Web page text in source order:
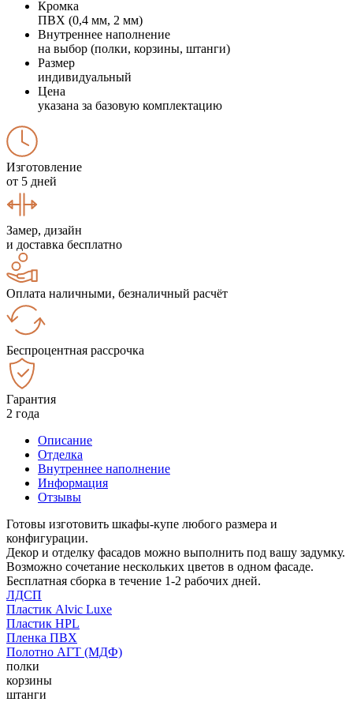
Кромка
ПВХ (0,4 мм, 2 мм)
Внутреннее наполнение
на выбор (полки, корзины, штанги)
Размер
индивидуальный
Цена
указана за базовую комплектацию
Изготовление
от 5 дней
Замер, дизайн
и доставка бесплатно
Оплата наличными, безналичный расчёт
Беспроцентная рассрочка
Гарантия
2 года
Описание
Отделка
Внутреннее наполнение
Информация
Отзывы
Готовы изготовить шкафы-купе любого размера и
конфигурации.
Декор и отделку фасадов можно выполнить под вашу задумку.
Возможно сочетание нескольких цветов в одном фасаде.
Бесплатная сборка в течение 1-2 рабочих дней.
ЛДСП
Пластик Alvic Luxe
Пластик HPL
Пленка ПВХ
Полотно АГТ (МДФ)
полки
корзины
штанги